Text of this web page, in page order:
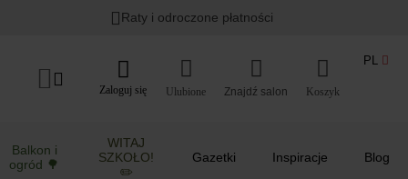
Lato w ogrodzie i na balkonie >
Raty i odroczone płatności
Zaloguj się Ulubione Koszyk
PL
Balkon i
ogród 🌳
WITAJ
SZKOŁO!
✏️
Gazetki Inspiracje Blog